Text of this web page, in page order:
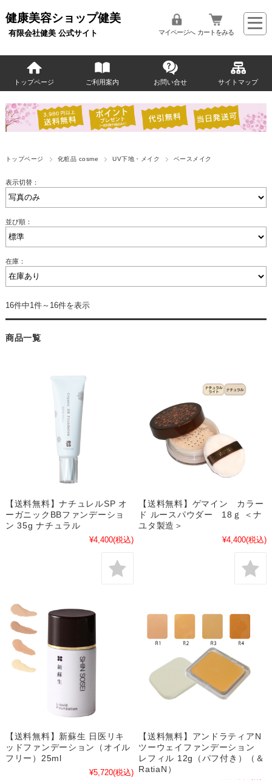
健康美容ショップ健美
有限会社健美 公式サイト マイページへ カートをみる
トップページ ご利用案内 お問い合せ サイトマップ
トップページ 化粧品 cosme UV下地・メイク ベースメイク
表示切替：
並び順：
在庫：
16件中1件～16件を表示
商品一覧
【送料無料】ナチュレルSP オ
ーガニックBBファンデーショ
ン 35g ナチュラル
¥4,400(税込)
【送料無料】ゲマイン カラー
ド ルースパウダー 18ｇ ＜ナ
ユタ製造＞
¥4,400(税込)
【送料無料】新蘇生 日医リキ
ッドファンデーション（オイル
フリー）25ml
¥5,720(税込)
【送料無料】アンドラティアN
ツーウェイファンデーション
レフィル 12g（パフ付き）（＆
RatiaN）